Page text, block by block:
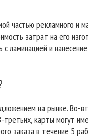
частью рекламного и
затрат на его
ламинацией и
на рынке. Во-
карты могут
заказа в течение 5